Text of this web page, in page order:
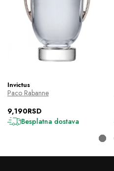
Invictus
Paco Rabanne
9,190RSD
Besplatna dostava